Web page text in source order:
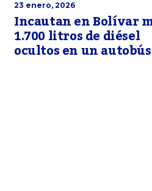
23 enero, 2026
Incautan en Bolívar
1.700 litros de diésel
ocultos en un autobús